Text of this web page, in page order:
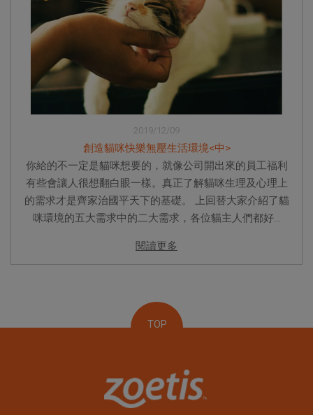
2019/12/09
創造貓咪快樂無壓生活環境<中>
你給的不一定是貓咪想要的，就像公司開出來的員工福利
有些會讓人很想翻白眼一樣。真正了解貓咪生理及心理上
的需求才是齊家治國平天下的基礎。 上回替大家介紹了貓
咪環境的五大需求中的二大需求，各位貓主人們都好...
閱讀更多
TOP